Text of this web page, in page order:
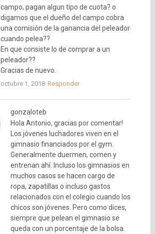
campo, pagan algun tipo de cuota? o
digamos que el dueño del campo cobra
una comisión de la ganancia del peleador
cuando pelea??
En que consiste lo de comprar a un
peleador??
Gracias de nuevo.
octubre 1, 2018 Responder
gonzaloteb
Hola Antonio, gracias por comentar!
Los jóvenes luchadores viven en el
gimnasio financiados por el gym.
Generalmente duermen, comen y
entrenan ahí. Incluso los gimnasios en
muchos casos se hacen cargo de
ropa, zapatillas o incluso gastos
relacionados con el colegio cuando los
chicos son jóvenes. Pero como dices,
siempre que pelean el gimnasio se
queda con un porcentaje de la bolsa.